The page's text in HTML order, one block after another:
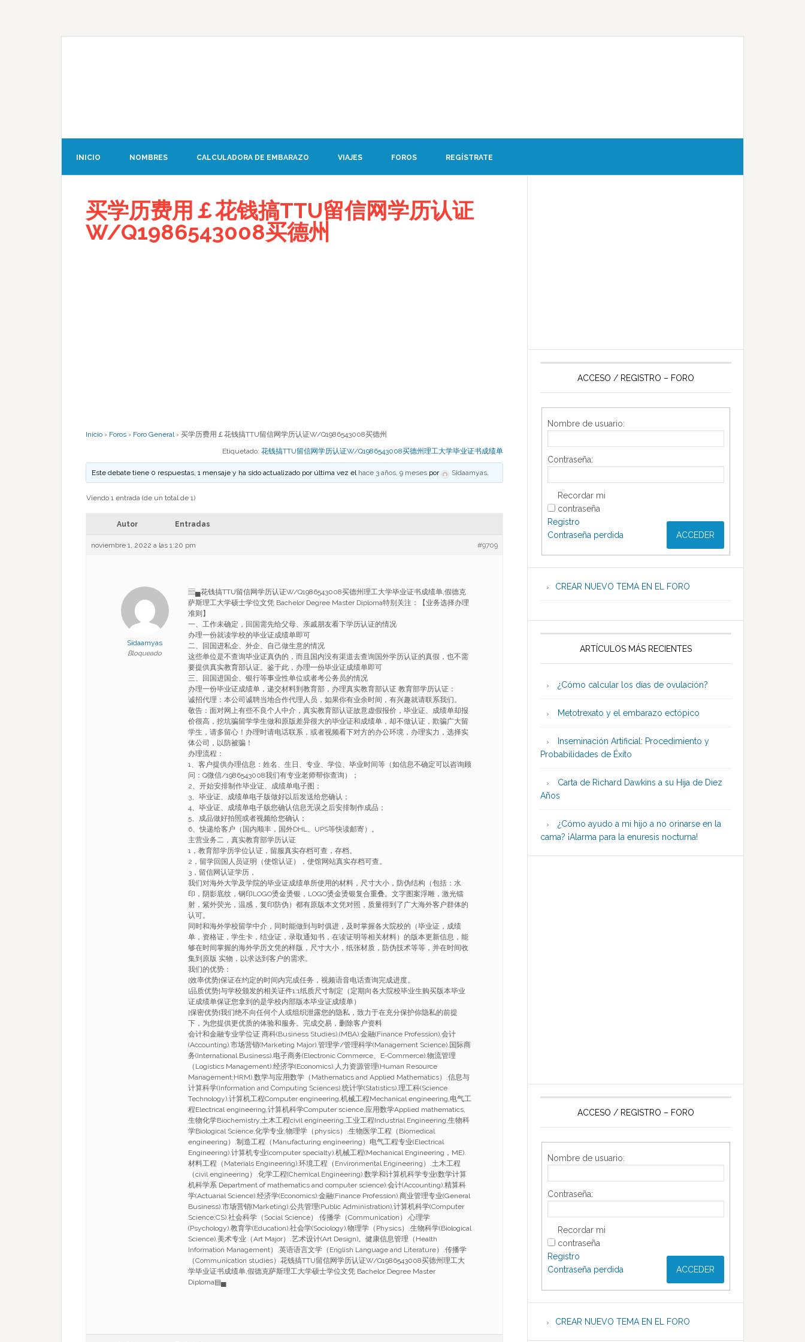
INICIO NOMBRES CALCULADORA DE EMBARAZO VIAJES FOROS REGÍSTRATE
买学历费用￡花钱搞TTU留信网学历认证
W/Q1986543008买德州
Inicio › Foros › Foro General › 买学历费用￡花钱搞TTU留信网学历认证W/Q1986543008买德州
Etiquetado: 花钱搞TTU留信网学历认证W/Q1986543008买德州理工大学毕业证书成绩单
Este debate tiene 0 respuestas, 1 mensaje y ha sido actualizado por última vez el hace 3 años, 9 meses por Sidaamyas.
Viendo 1 entrada (de un total de 1)
Autor Entradas
noviembre 1, 2022 a las 1:20 pm #9709
Sidaamyas
Bloqueado
▤▄花钱搞TTU留信网学历认证W/Q1986543008买德州理工大学毕业证书成绩单,假德克
萨斯理工大学硕士学位文凭 Bachelor Degree Master Diploma特别关注：【业务选择办理
准则】
一、工作未确定，回国需先给父母、亲戚朋友看下学历认证的情况
办理一份就读学校的毕业证成绩单即可
二、回国进私企、外企、自己做生意的情况
这些单位是不查询毕业证真伪的，而且国内没有渠道去查询国外学历认证的真假，也不需
要提供真实教育部认证。鉴于此，办理一份毕业证成绩单即可
三、回国进国企、银行等事业性单位或者考公务员的情况
办理一份毕业证成绩单，递交材料到教育部，办理真实教育部认证 教育部学历认证：
诚招代理：本公司诚聘当地合作代理人员，如果你有业余时间，有兴趣就请联系我们。
敬告：面对网上有些不良个人中介，真实教育部认证故意虚假报价，毕业证、成绩单却报
价很高，挖坑骗留学学生做和原版差异很大的毕业证和成绩单，却不做认证，欺骗广大留
学生，请多留心！办理时请电话联系，或者视频看下对方的办公环境，办理实力，选择实
体公司，以防被骗！
办理流程：
1、客户提供办理信息：姓名、生日、专业、学位、毕业时间等（如信息不确定可以咨询顾
问：Q微信/1986543008我们有专业老师帮你查询）；
2、开始安排制作毕业证、成绩单电子图；
3、毕业证、成绩单电子版做好以后发送给您确认；
4、毕业证、成绩单电子版您确认信息无误之后安排制作成品；
5、成品做好拍照或者视频给您确认；
6、快递给客户（国内顺丰，国外DHL、UPS等快读邮寄）。
主营业务二，真实教育部学历认证
1，教育部学历学位认证，留服真实存档可查，存档。
2，留学回国人员证明（使馆认证），使馆网站真实存档可查。
3，留信网认证学历，
我们对海外大学及学院的毕业证成绩单所使用的材料，尺寸大小，防伪结构（包括：水
印，阴影底纹，钢印LOGO烫金烫银，LOGO烫金烫银复合重叠。文字图案浮雕，激光镭
射，紫外荧光，温感，复印防伪）都有原版本文凭对照，质量得到了广大海外客户群体的
认可。
同时和海外学校留学中介，同时能做到与时俱进，及时掌握各大院校的（毕业证，成绩
单，资格证，学生卡，结业证，录取通知书，在读证明等相关材料）的版本更新信息，能
够在时间掌握的海外学历文凭的样版，尺寸大小，纸张材质，防伪技术等等，并在时间收
集到原版 实物，以求达到客户的需求。
我们的优势：
[效率优势]保证在约定的时间内完成任务，视频语音电话查询完成进度。
[品质优势]与学校颁发的相关证件1:1纸质尺寸制定（定期向各大院校毕业生购买版本毕业
证成绩单保证您拿到的是学校内部版本毕业证成绩单）
[保密优势]我们绝不向任何个人或组织泄露您的隐私，致力于在充分保护你隐私的前提
下，为您提供更优质的体验和服务。完成交易，删除客户资料
会计和金融专业学位证 商科(Business Studies).(MBA).金融(Finance Profession).会计
(Accounting).市场营销(Marketing Major).管理学/管理科学(Management Science).国际商
务(International Business).电子商务(Electronic Commerce、E-Commerce).物流管理
（Logistics Management).经济学(Economics).人力资源管理(Human Resource
Management;HRM).数学与应用数学（Mathematics and Applied Mathematics）.信息与
计算科学(Information and Computing Sciences).统计学(Statistics).理工科(Science
Technology).计算机工程Computer engineering,机械工程Mechanical engineering,电气工
程Electrical engineering,计算机科学Computer science,应用数学Applied mathematics,
生物化学Biochemistry,土木工程civil engineering,工业工程Industrial Engineering,生物科
学Biological Science,化学专业,物理学（physics）.生物医学工程（Biomedical
engineering）.制造工程（Manufacturing engineering）电气工程专业(Electrical
Engineering).计算机专业(computer specialty).机械工程(Mechanical Engineering，ME).
材料工程（Materials Engineering).环境工程（Environmental Engineering）.土木工程
（civil engineering）.化学工程(Chemical Engineering).数学和计算机科学专业(数学计算
机科学系 Department of mathematics and computer science).会计(Accounting).精算科
学(Actuarial Science).经济学(Economics).金融(Finance Profession).商业管理专业(General
Business).市场营销(Marketing).公共管理(Public Administration).计算机科学(Computer
Science;CS).社会科学（Social Science）.传播学（Communication）.心理学
(Psychology).教育学(Education).社会学(Sociology).物理学（Physics）.生物科学(Biological
Science).美术专业（Art Major）.艺术设计(Art Design)。健康信息管理（Health
Information Management）.英语语言文学（English Language and Literature）.传播学
（Communication studies）花钱搞TTU留信网学历认证W/Q1986543008买德州理工大
学毕业证书成绩单,假德克萨斯理工大学硕士学位文凭 Bachelor Degree Master
Diploma▤▄
ACCESO / REGISTRO – FORO
Nombre de usuario:
Contraseña:
Recordar mi
contraseña
ACCEDER
Registro
Contraseña perdida
CREAR NUEVO TEMA EN EL FORO
ARTÍCULOS MÁS RECIENTES
¿Cómo calcular los días de ovulación?
Metotrexato y el embarazo ectópico
Inseminación Artificial: Procedimiento y
Probabilidades de Éxito
Carta de Richard Dawkins a su Hija de Diez
Años
¿Cómo ayudo a mi hijo a no orinarse en la
cama? ¡Alarma para la enuresis nocturna!
ACCESO / REGISTRO – FORO
Nombre de usuario:
Contraseña:
Recordar mi
contraseña
ACCEDER
Registro
Contraseña perdida
CREAR NUEVO TEMA EN EL FORO